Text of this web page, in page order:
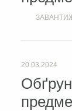
20.03.2024